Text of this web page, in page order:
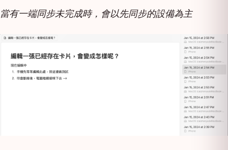
當有一端同步未完成時，會以先同步的設備為主